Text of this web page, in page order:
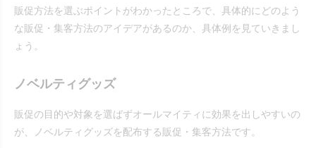
販促方法を選ぶポイントがわかったところで、具体的にどのよう
な販促・集客方法のアイデアがあるのか、具体例を見ていきまし
ょう。
ノベルティグッズ
販促の目的や対象を選ばずオールマイティに効果を出しやすいの
が、ノベルティグッズを配布する販促・集客方法です。